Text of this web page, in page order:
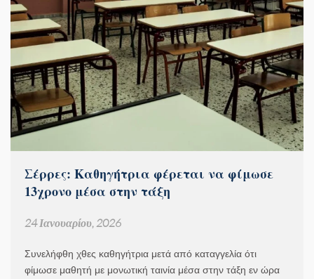
Σέρρες: Καθηγήτρια φέρεται να φίμωσε
13χρονο μέσα στην τάξη
24 Ιανουαρίου, 2026
Συνελήφθη χθες καθηγήτρια μετά από καταγγελία ότι
φίμωσε μαθητή με μονωτική ταινία μέσα στην τάξη εν ώρα